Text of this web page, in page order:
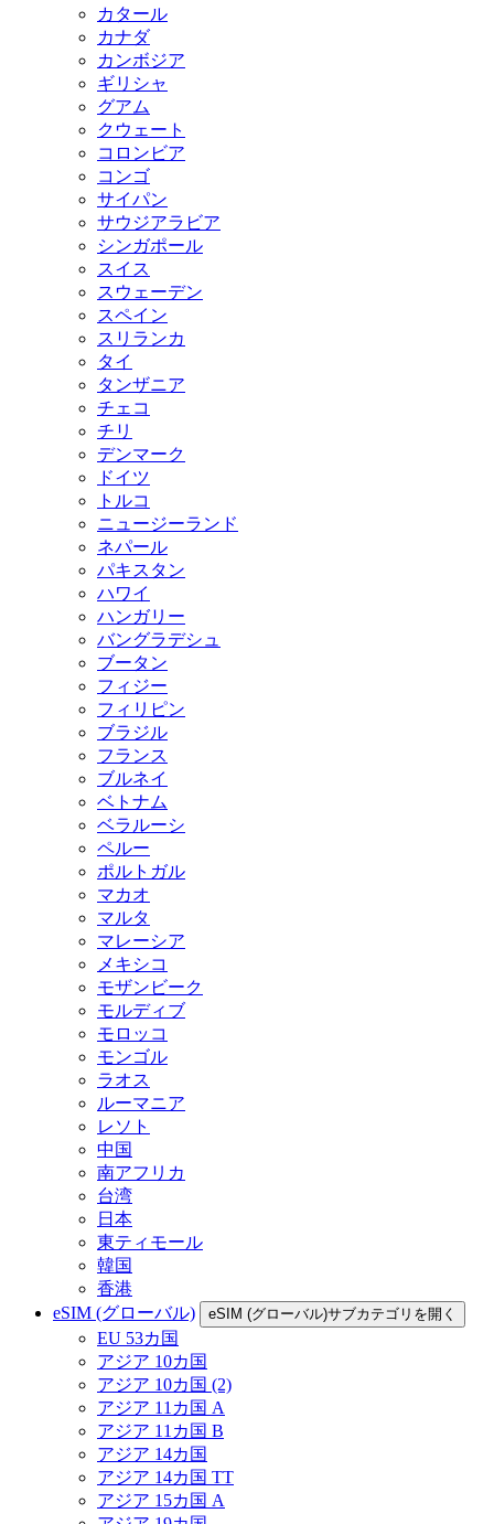
カタール
カナダ
カンボジア
ギリシャ
グアム
クウェート
コロンビア
コンゴ
サイパン
サウジアラビア
シンガポール
スイス
スウェーデン
スペイン
スリランカ
タイ
タンザニア
チェコ
チリ
デンマーク
ドイツ
トルコ
ニュージーランド
ネパール
パキスタン
ハワイ
ハンガリー
バングラデシュ
ブータン
フィジー
フィリピン
ブラジル
フランス
ブルネイ
ベトナム
ベラルーシ
ペルー
ポルトガル
マカオ
マルタ
マレーシア
メキシコ
モザンビーク
モルディブ
モロッコ
モンゴル
ラオス
ルーマニア
レソト
中国
南アフリカ
台湾
日本
東ティモール
韓国
香港
eSIM (グローバル)
eSIM (グローバル)サブカテゴリを開く
EU 53カ国
アジア 10カ国
アジア 10カ国 (2)
アジア 11カ国 A
アジア 11カ国 B
アジア 14カ国
アジア 14カ国 TT
アジア 15カ国 A